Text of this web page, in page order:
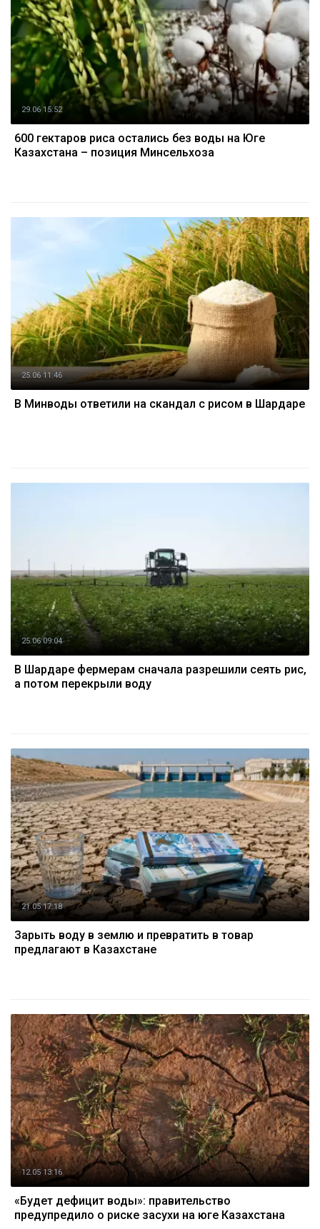
29.06 15:52
600 гектаров риса остались без воды на Юге
Казахстана – позиция Минсельхоза
25.06 11:46
В Минводы ответили на скандал с рисом в Шардаре
25.06 09:04
В Шардаре фермерам сначала разрешили сеять рис,
а потом перекрыли воду
21.05 17:18
Зарыть воду в землю и превратить в товар
предлагают в Казахстане
12.05 13:16
«Будет дефицит воды»: правительство
предупредило о риске засухи на юге Казахстана